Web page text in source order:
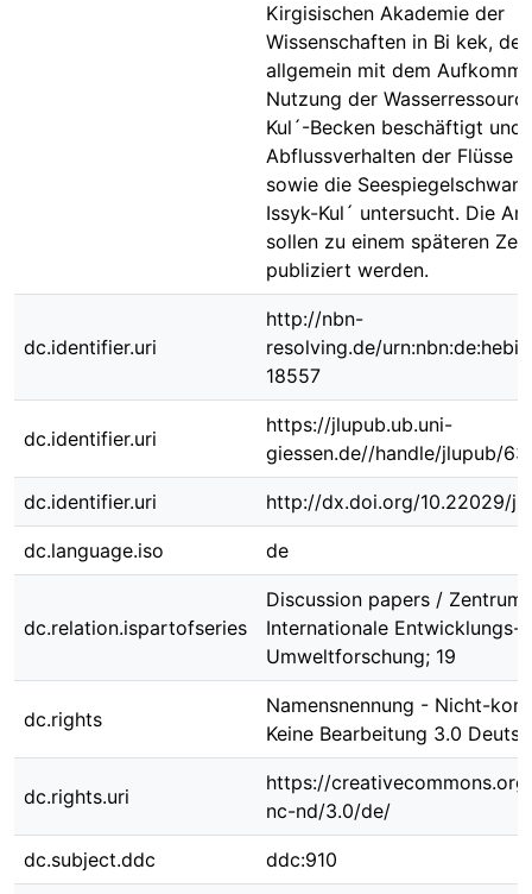
Kirgisischen Akademie der
Wissenschaften in Bi kek,
allgemein mit dem
Nutzung der
Kul´-Becken beschäftigt und
Abflussverhalten der Flüsse
sowie die
Issyk-Kul´ untersucht. Die
sollen zu einem späteren
publiziert werden.
dc.identifier.uri
http://nbn-
resolving.de/
18557
dc.identifier.uri
https://jlupub.ub.uni-
giessen.de//handle/jlupub/
dc.identifier.uri http://dx.doi.org/10.22029/
dc.language.iso de
dc.relation.ispartofseries
Discussion papers / Zentrum
Internationale Entwicklungs-
Umweltforschung; 19
dc.rights
Namensnennung - Nicht-
Keine Bearbeitung 3.0
dc.rights.uri
https://
nc-nd/3.0/de/
dc.subject.ddc ddc:910